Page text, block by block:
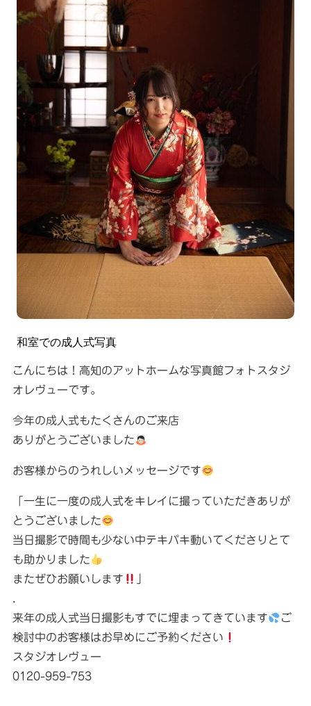
和室での成人式写真
こんにちは！高知のアットホームな写真館フォトスタジ
オレヴューです。
今年の成人式もたくさんのご来店
ありがとうございました
お客様からのうれしいメッセージです
「一生に一度の成人式をキレイに撮っていただきありが
とうございました
当日撮影で時間も少ない中テキパキ動いてくださりとて
も助かりました
またぜひお願いします
来年の成人式当日撮影もすでに埋まってきています
ご
検討中のお客様はお早めにご予約ください
スタジオレヴュー
0120-959-753